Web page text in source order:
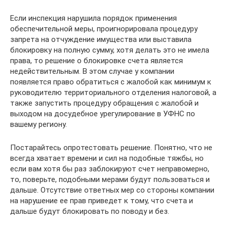
Если инспекция нарушила порядок применения
обеспечительной меры, проигнорировала процедуру
запрета на отчуждение имущества или выставила
блокировку на полную сумму, хотя делать это не имела
права, то решение о блокировке счета является
недействительным. В этом случае у компании
появляется право обратиться с жалобой как минимум к
руководителю территориального отделения налоговой, а
также запустить процедуру обращения с жалобой и
выходом на досудебное урегулирование в УФНС по
вашему региону.
Постарайтесь опротестовать решение. Понятно, что не
всегда хватает времени и сил на подобные тяжбы, но
если вам хотя бы раз заблокируют счет неправомерно,
то, поверьте, подобными мерами будут пользоваться и
дальше. Отсутствие ответных мер со стороны компании
на нарушение ее прав приведет к тому, что счета и
дальше будут блокировать по поводу и без.